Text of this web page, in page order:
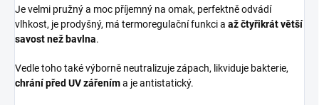
Je velmi pružný a moc příjemný na omak, perfektně odvádí
vlhkost, je prodyšný, má termoregulační funkci a až čtyřikrát větší
savost než bavlna.
Vedle toho také výborně neutralizuje zápach, likviduje bakterie,
chrání před UV zářeníma je antistatický.